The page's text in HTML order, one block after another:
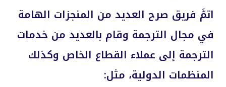
اتمَّ فريق صرح العديد من المنجزات الهامة
في مجال الترجمة وقام بالعديد من خدمات
الترجمة إلى عملاء القطاع الخاص وكذلك
المنظمات الدولية، مثل: